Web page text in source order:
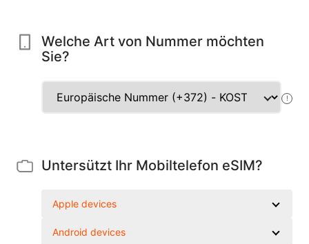
Welche Art von Nummer möchten
Sie?
!
Untersützt Ihr Mobiltelefon eSIM?
Apple devices
Android devices